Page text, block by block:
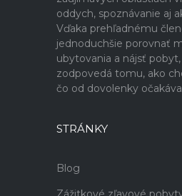
oddych, spoznávanie aj
Vďaka prehľadnému
jednoduchšie porovnať
ubytovania a nájsť
zodpovedá tomu, ako
čo od dovolenky
STRÁNKY
Blog